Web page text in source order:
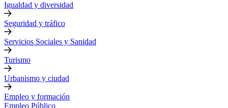
Igualdad y diversidad
Seguridad y tráfico
Servicios Sociales y Sanidad
Turismo
Urbanismo y ciudad
Empleo y formación
Empleo Público